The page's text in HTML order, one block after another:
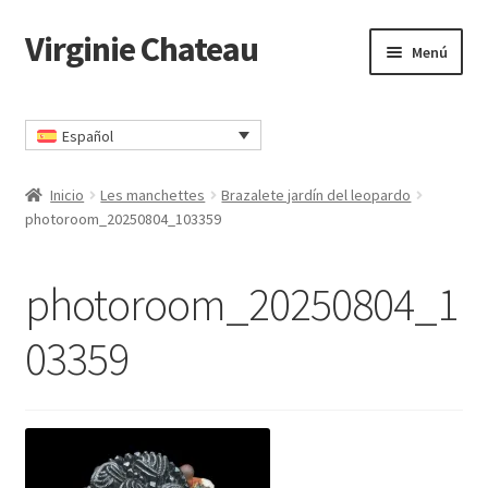
Ir
a
navegación
Ir
al
Virginie Chateau Menú
CGV
Contacto
Política de privacidad
Español
Inicio Les manchettes
Brazalete jardín del leopardo
photoroom_20250804_103359
photoroom_20250804_1
03359